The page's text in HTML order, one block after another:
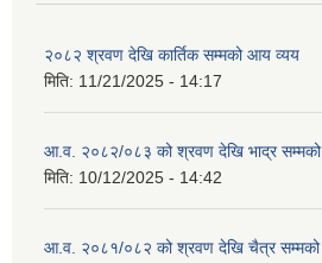
२०८२ श्रवण देखि कार्तिक सम्मको आय व्यय
मिति: 11/21/2025 - 14:17
आ.व. २०८२/०८३ को श्रवण देखि भाद्र
मिति: 10/12/2025 - 14:42
आ.व. २०८१/०८२ को श्रवण देखि चैत्र सम्मको